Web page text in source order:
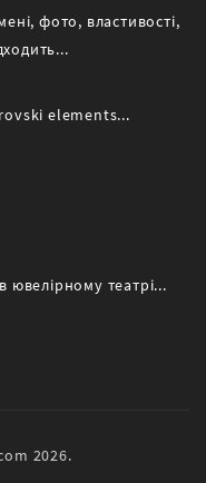
фото, властивості,
elements...
ювелірному театрі...
2026.